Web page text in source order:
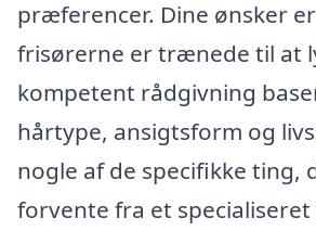
præferencer. Dine ønsker
frisørerne er trænede til at
kompetent rådgivning
hårtype, ansigtsform og
nogle af de specifikke ting,
forvente fra et